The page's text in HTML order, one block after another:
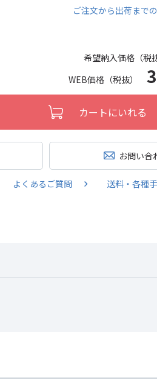
ご注文から出荷まで
希望納入価格（税
WEB価格（税抜）
カートにいれる
お問い合
よくあるご質問 送料・各種